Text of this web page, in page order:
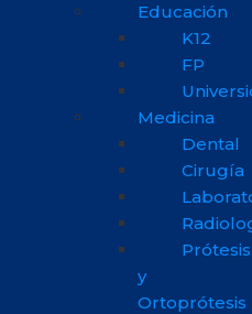
Educación
K12
FP
Medicina
Dental
Cirugía
Prótesis
y
Ortoprótesis